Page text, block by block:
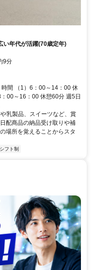
年代が活躍(70歳定年)
9分
間 （1）6：00～14：00 休
00～16：00 休憩60分 週5日
乳製品、スイーツなど、賞
配商品の納品受け取りや補
場所を覚えることからスタ
シフト制